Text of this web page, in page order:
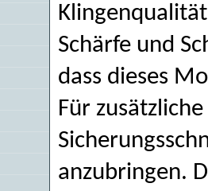
Schärfe und
dass dieses
Für
anzubringen.